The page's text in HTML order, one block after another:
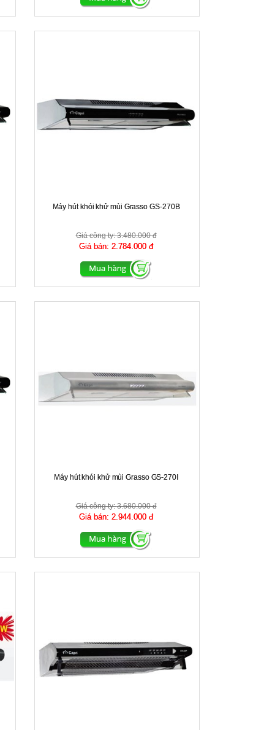
Máy hút khói khử mùi Grasso GS-270B
Giá công ty:3.480.000 đ
Giá bán: 2.784.000 đ
Máy hút khói khử mùi Grasso GS-270I
Giá công ty:3.680.000 đ
Giá bán: 2.944.000 đ